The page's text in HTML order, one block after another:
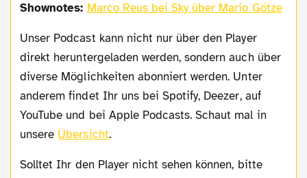
Shownotes: Marco Reus bei Sky über Mario Götze
Unser Podcast kann nicht nur über den Player
direkt heruntergeladen werden, sondern auch über
diverse Möglichkeiten abonniert werden. Unter
anderem findet Ihr uns bei Spotify, Deezer, auf
YouTube und bei Apple Podcasts. Schaut mal in
unsere Übersicht.
Solltet Ihr den Player nicht sehen können, bitte